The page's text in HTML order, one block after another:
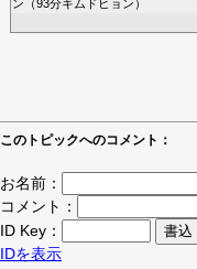
ン （93分キムドヒョン ）
このトピックへのコメント：
お名前：
コメント：
ID Key：
IDを表示